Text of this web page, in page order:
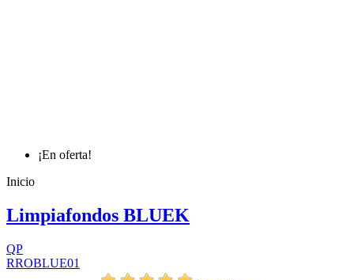
¡En oferta!
Inicio
Limpiafondos BLUEK
QP
RROBLUE01